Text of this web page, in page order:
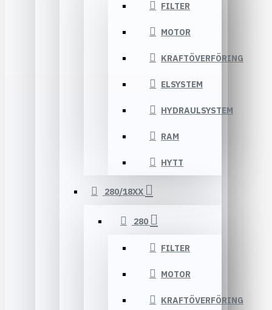
FILTER
MOTOR
KRAFTÖVERFÖRING
ELSYSTEM
HYDRAULSYSTEM
RAM
HYTT
280/18XX
280
FILTER
MOTOR
KRAFTÖVERFÖRING